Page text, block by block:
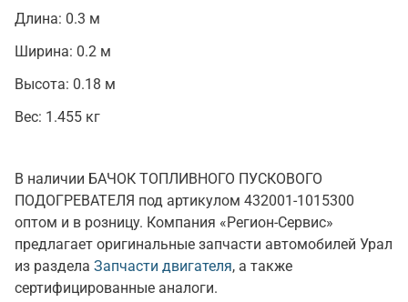
Длина: 0.3 м
Ширина: 0.2 м
Высота: 0.18 м
Вес: 1.455 кг
В наличии БАЧОК ТОПЛИВНОГО ПУСКОВОГО
ПОДОГРЕВАТЕЛЯ под артикулом 432001-1015300
оптом и в розницу. Компания «Регион-Сервис»
предлагает оригинальные запчасти автомобилей Урал
из раздела Запчасти двигателя, а также
сертифицированные аналоги.